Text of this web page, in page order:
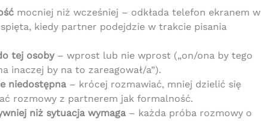
mocniej niż wcześniej – odkłada telefon ekranem w
spięta, kiedy partner podejdzie w trakcie pisania
tej osoby– wprost lub nie wprost („on/ona by tego
inaczej by na to zareagował/a”).
niedostępna– krócej rozmawiać, mniej dzielić się
rozmowy z partnerem jak formalność.
niż sytuacja wymaga– każda próba rozmowy o